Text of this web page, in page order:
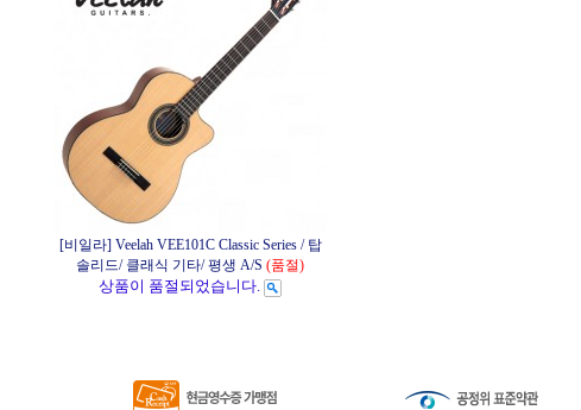
[비일라] Veelah VEE101C Classic Series / 탑
솔리드/ 클래식 기타/ 평생 A/S (품절)
상품이 품절되었습니다.